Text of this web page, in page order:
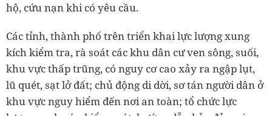
hộ, cứu nạn khi có yêu cầu.
Các tỉnh, thành phố trên triển khai lực lượng xung
kích kiểm tra, rà soát các khu dân cư ven sông, suối,
khu vực thấp trũng, có nguy cơ cao xảy ra ngập lụt,
lũ quét, sạt lở đất; chủ động di dời, sơ tán người dân ở
khu vực nguy hiểm đến nơi an toàn; tổ chức lực